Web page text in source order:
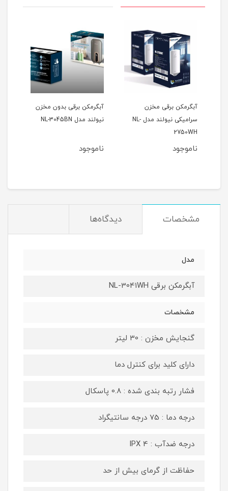
آبگرمکن برقی مخزن
سرامیکی نیولند مدل NL-
2750WH
ناموجود
آبگرمکن برقی بدون مخزن
نیولند مدل NL-3045BN
ناموجود
مشخصات دیدگاه‌ها
مدل
آبگرمکن برقی NL-3041WH
مشخصات
گنجایش مخزن : 30 لیتر
دارای کلید برای کنترل دما
فشار رتبه بندی شده : 0.8 پاسکال
درجه دما : 75 درجه سانتیگراد
درجه ضدآب : IPX 4
حفاظت از گرمای بیش از حد